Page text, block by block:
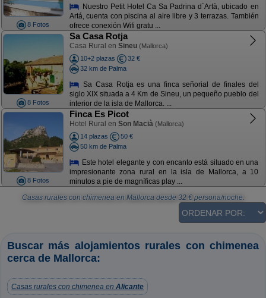
8 Fotos
Nuestro Petit Hotel Ca Sa Padrina d´Artà, ubicado en
Artá, cuenta con piscina al aire libre y 3 terrazas. También
ofrece conexión Wifi gratu ...
8 Fotos
Sa Casa Rotja
Casa Rural en Sineu (Mallorca)
10+2 plazas
32 €
32 km de Palma
Sa Casa Rotja es una finca señorial de finales del
siglo XIX situada a 4 Km de Sineu, un pequeño pueblo del
interior de la isla de Mallorca. ...
8 Fotos
Finca Es Picot
Hotel Rural en Son Macià (Mallorca)
14 plazas
50 €
50 km de Palma
Este hotel elegante y con encanto está situado en una
impresionante zona rural en la isla de Mallorca, a 10
minutos a pie de magníficas play ...
Casas rurales con chimenea en Mallorca desde 32€ persona/noche.
Buscar más alojamientos rurales con chimenea
cerca de Mallorca:
Casas rurales con chimenea en Alicante